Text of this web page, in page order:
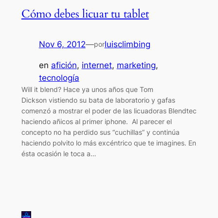
Cómo debes licuar tu tablet
Nov 6, 2012—porluisclimbing
en afición, internet, marketing
tecnología
Will it blend? Hace ya unos años que Tom
Dickson vistiendo su bata de laboratorio y gafas
comenzó a mostrar el poder de las licuadoras Blendtec
haciendo añicos al primer iphone. Al parecer el
concepto no ha perdido sus “cuchillas” y continúa
haciendo polvito lo más excéntrico que te imagines. En
ésta ocasión le toca a…